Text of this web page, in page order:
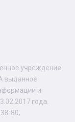
учреждение
выданное
и
года.
80,